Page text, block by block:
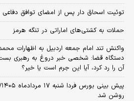
توئیت اسحاق دار پس از امضای توافق دفاعی
حملات به کشتی‌های اماراتی در تنگه هرمز
واکنش تند امام جمعه اردبیل به اظهارات
دستگاه قضا: شخصی خبر دروغ به رهبری
آن را رد کرد، آیا این جرم است یا خیر؟
روشن شد